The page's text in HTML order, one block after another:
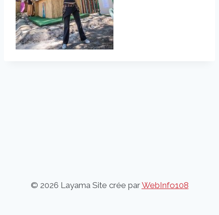
© 2026 Layama Site crée parWebInfo108